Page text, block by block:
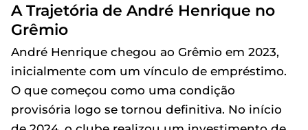
A Trajetória de André Henrique no
Grêmio
André Henrique chegou ao Grêmio em 2023,
inicialmente com um vínculo de empréstimo.
O que começou como uma condição
provisória logo se tornou definitiva. No início